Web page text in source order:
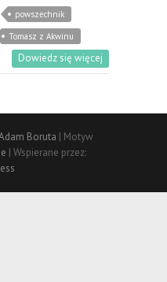
powszechnik
Tomasz z Akwinu
Dowiedz się więcej
Boruta | Motyw
| Wspierane przez: